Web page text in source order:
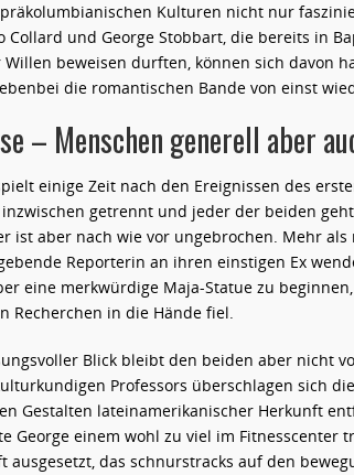
Kulturen nicht nur
Collard und George Stobbart, die bereits in
beweisen durften, können sich davon
die romantischen Bande von einst
– Menschen generell aber
einige Zeit nach den Ereignissen des
getrennt und jeder der beiden
ist aber nach wie vor ungebrochen. Mehr als
Reporterin an ihren einstigen Ex
eine merkwürdige Maja-Statue zu
Recherchen in die Hände fiel.
Blick bleibt den beiden aber nicht
Professors überschlagen sich
Gestalten lateinamerikanischer Herkunft
George einem wohl zu viel im Fitnesscenter
ausgesetzt, das schnurstracks auf den